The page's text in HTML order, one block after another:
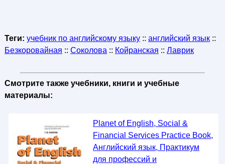
Теги: учебник по английскому языку:: английский язык::
Безкоровайная :: Соколова :: Койранская :: Лаврик
Смотрите также учебники, книги и учебные
материалы:
Planet of English, Social &
Financial Services Practice Book,
Английский язык, Практикум
для профессий и